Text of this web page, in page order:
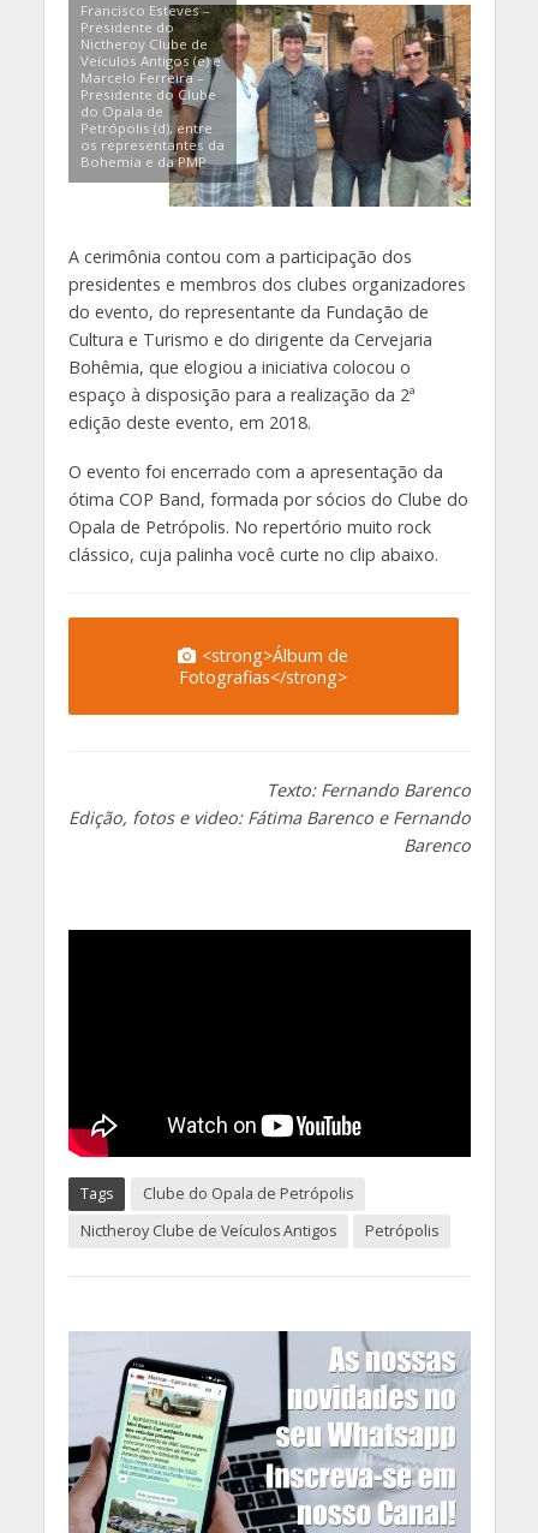
Francisco Esteves –
Presidente do
Nictheroy Clube de
Veículos Antigos (e) e
Marcelo Ferreira –
Presidente do Clube
do Opala de
Petrópolis (d), entre
os representantes da
Bohemia e da PMP
A cerimônia contou com a participação dos
presidentes e membros dos clubes organizadores
do evento, do representante da Fundação de
Cultura e Turismo e do dirigente da Cervejaria
Bohêmia, que elogiou a iniciativa colocou o
espaço à disposição para a realização da 2ª
edição deste evento, em 2018.
O evento foi encerrado com a apresentação da
ótima COP Band, formada por sócios do Clube do
Opala de Petrópolis. No repertório muito rock
clássico, cuja palinha você curte no clip abaixo.
<strong>Álbum de
Fotografias</strong>
Texto: Fernando Barenco
Edição, fotos e video: Fátima Barenco e Fernando
Barenco
Tags
Clube do Opala de Petrópolis
Nictheroy Clube de Veículos Antigos
Petrópolis